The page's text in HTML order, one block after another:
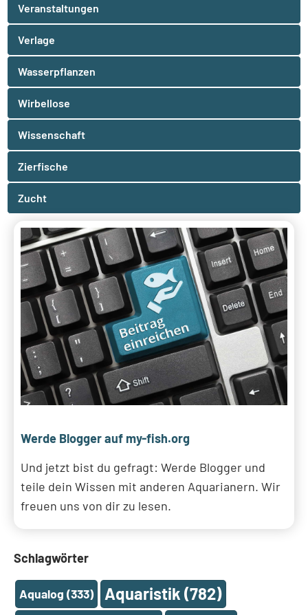
Veranstaltungen
Verlage
Wasserpflanzen
Wirbellose
Wissenschaft
Zierfische
Zucht
Werde Blogger auf my-fish.org
Und jetzt bist du gefragt: Werde Blogger und
teile dein Wissen mit anderen Aquarianern. Wir
freuen uns von dir zu lesen.
Schlagwörter
Aqualog (333) Aquaristik (782)